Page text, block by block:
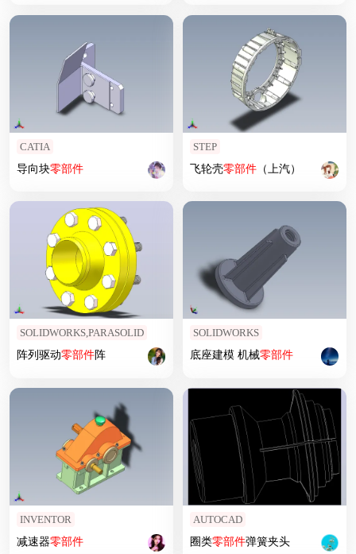
CATIA
导向块零部件
STEP
飞轮壳零部件（上汽）
SOLIDWORKS,PARASOLID
阵列驱动零部件阵
SOLIDWORKS
底座建模 机械零部件
INVENTOR
减速器零部件
AUTOCAD
圈类零部件弹簧夹头